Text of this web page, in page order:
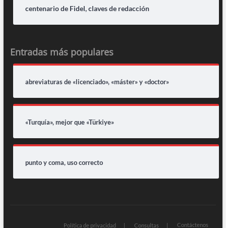
centenario de Fidel, claves de redacción
Entradas más populares
abreviaturas de «licenciado», «máster» y «doctor»
«Turquía», mejor que «Türkiye»
punto y coma, uso correcto
Política de privacidad Consultas Contáctenos